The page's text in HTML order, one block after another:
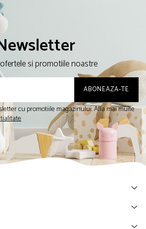
si promotiile noastre
cu promotiile magazinului. Afla mai multe